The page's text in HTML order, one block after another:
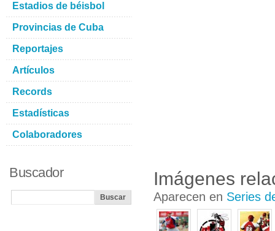
Imágenes
Aparecen en Series
Estadios de béisbol
Provincias de Cuba
Reportajes
Artículos
Records
Estadísticas
Colaboradores
Buscador